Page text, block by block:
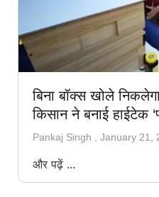
बिना बॉक्स खोले
किसान ने बनाई हाईटेक
Pankaj Singh January 21,
और पढ़ें ...